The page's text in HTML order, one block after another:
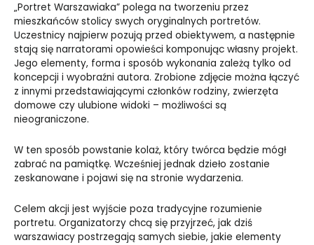
„Portret Warszawiaka” polega na tworzeniu przez
mieszkańców stolicy swych oryginalnych portretów.
Uczestnicy najpierw pozują przed obiektywem, a następnie
stają się narratorami opowieści komponując własny projekt.
Jego elementy, forma i sposób wykonania zależą tylko od
koncepcji i wyobraźni autora. Zrobione zdjęcie można łączyć
z innymi przedstawiającymi członków rodziny, zwierzęta
domowe czy ulubione widoki – możliwości są
nieograniczone.
W ten sposób powstanie kolaż, który twórca będzie mógł
zabrać na pamiątkę. Wcześniej jednak dzieło zostanie
zeskanowane i pojawi się na stronie wydarzenia.
Celem akcji jest wyjście poza tradycyjne rozumienie
portretu. Organizatorzy chcą się przyjrzeć, jak dziś
warszawiacy postrzegają samych siebie, jakie elementy